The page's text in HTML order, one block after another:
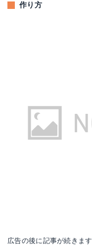
作り方
広告の後に記事が続きます